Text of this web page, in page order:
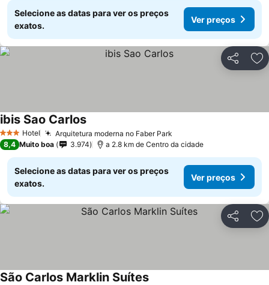
Selecione as datas para ver os preços
exatos.
Ver preços
Partilhar
3 EstrelasHotel Arquitetura moderna no Faber Park
ibis Sao Carlos
8,4 Muito boa 3.974 a 2.8 km de Centro da cidade
Selecione as datas para ver os preços
exatos.
Ver preços
Partilhar
São Carlos Marklin Suítes